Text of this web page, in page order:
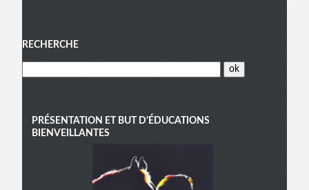
Menu
RECHERCHE
PRÉSENTATION ET BUT D'ÉDUCATIONS
BIENVEILLANTES